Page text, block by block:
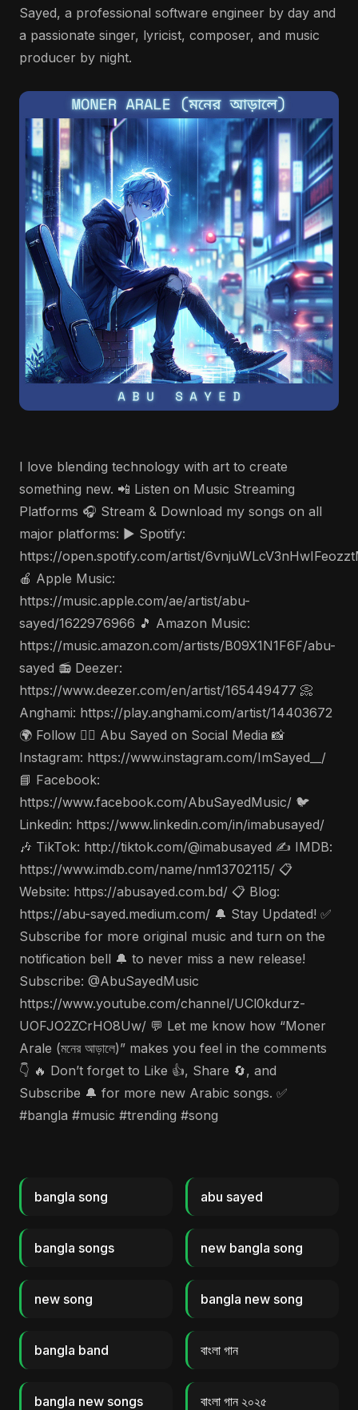
Sayed, a professional software engineer by day and
a passionate singer, lyricist, composer, and music
producer by night.
I love blending technology with art to create
something new. 📲 Listen on Music Streaming
Platforms 🎧 Stream & Download my songs on all
major platforms: ▶️ Spotify:
https://open.spotify.com/artist/
🍎 Apple Music:
https://music.apple.com/ae/artist/abu-
sayed/1622976966 🎵 Amazon Music:
https://music.amazon.com/artists/B09X1N1F6F/abu-
sayed 📻 Deezer:
https://www.deezer.com/en/artist/165449477 📀
Anghami: https://play.anghami.com/artist/14403672
🌍 Follow 🤵‍♂️ Abu Sayed on Social Media 📸
Instagram: https://www.instagram.com/ImSayed__/
📘 Facebook:
https://www.facebook.com/AbuSayedMusic/ 🐦
Linkedin: https://www.linkedin.com/in/imabusayed/
🎶 TikTok: http://tiktok.com/@imabusayed ✍️ IMDB:
https://www.imdb.com/name/nm13702115/ 📋
Website: https://abusayed.com.bd/ 📋 Blog:
https://abu-sayed.medium.com/ 🔔 Stay Updated! ✅
Subscribe for more original music and turn on the
notification bell 🔔 to never miss a new release!
Subscribe: @AbuSayedMusic
https://www.youtube.com/channel/UCl0kdurz-
UOFJO2ZCrHO8Uw/ 💬 Let me know how “Moner
Arale (মনের আড়ালে)” makes you feel in the comments
👇 🔥 Don’t forget to Like 👍, Share 🔄, and
Subscribe 🔔 for more new Arabic songs. ✅
#bangla #music #trending #song
bangla song abu sayed
bangla songs new bangla song
new song bangla new song
bangla band বাংলা গান
bangla new songs বাংলা গান ২০২৫